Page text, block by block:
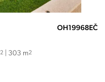
OH19968EČ
2 | 303 m2